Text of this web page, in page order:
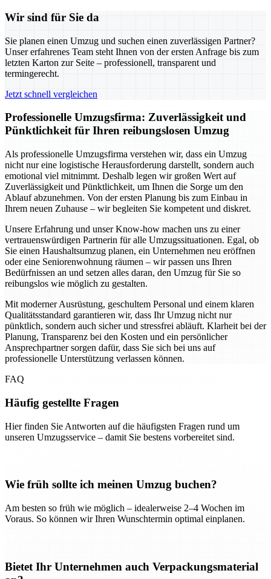
Wir sind für Sie da
Sie planen einen Umzug und suchen einen zuverlässigen Partner?
Unser erfahrenes Team steht Ihnen von der ersten Anfrage bis zum
letzten Karton zur Seite – professionell, transparent und
termingerecht.
Jetzt schnell vergleichen
Professionelle Umzugsfirma: Zuverlässigkeit und
Pünktlichkeit für Ihren reibungslosen Umzug
Als professionelle Umzugsfirma verstehen wir, dass ein Umzug
nicht nur eine logistische Herausforderung darstellt, sondern auch
emotional viel mitnimmt. Deshalb legen wir großen Wert auf
Zuverlässigkeit und Pünktlichkeit, um Ihnen die Sorge um den
Ablauf abzunehmen. Von der ersten Planung bis zum Einbau in
Ihrem neuen Zuhause – wir begleiten Sie kompetent und diskret.
Unsere Erfahrung und unser Know-how machen uns zu einer
vertrauenswürdigen Partnerin für alle Umzugssituationen. Egal, ob
Sie einen Haushaltsumzug planen, ein Unternehmen neu eröffnen
oder eine Seniorenwohnung räumen – wir passen uns Ihren
Bedürfnissen an und setzen alles daran, den Umzug für Sie so
reibungslos wie möglich zu gestalten.
Mit moderner Ausrüstung, geschultem Personal und einem klaren
Qualitätsstandard garantieren wir, dass Ihr Umzug nicht nur
pünktlich, sondern auch sicher und stressfrei abläuft. Klarheit bei der
Planung, Transparenz bei den Kosten und ein persönlicher
Ansprechpartner sorgen dafür, dass Sie sich bei uns auf
professionelle Unterstützung verlassen können.
FAQ
Häufig gestellte Fragen
Hier finden Sie Antworten auf die häufigsten Fragen rund um
unseren Umzugsservice – damit Sie bestens vorbereitet sind.
Wie früh sollte ich meinen Umzug buchen?
Am besten so früh wie möglich – idealerweise 2–4 Wochen im
Voraus. So können wir Ihren Wunschtermin optimal einplanen.
Bietet Ihr Unternehmen auch Verpackungsmaterial